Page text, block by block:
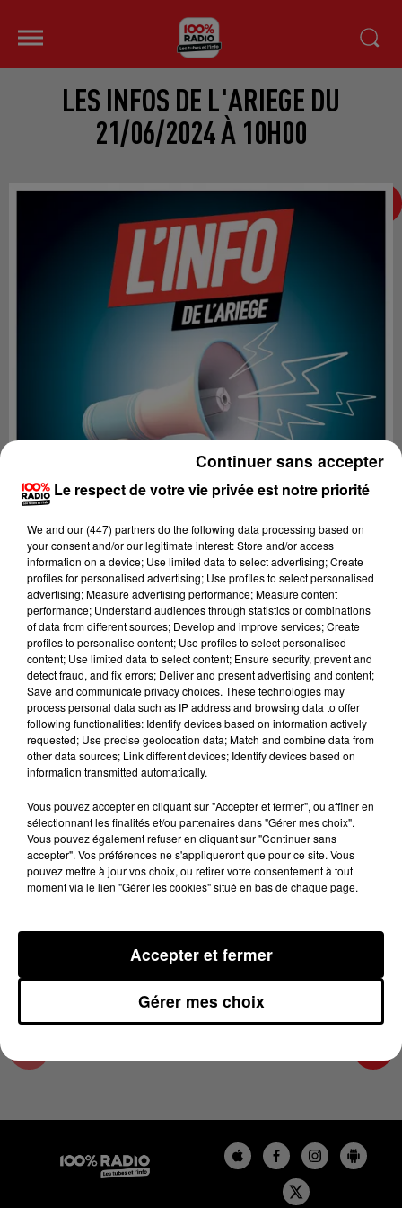
LES INFOS DE L'ARIEGE DU
21/06/2024 À 10H00
Lecture (2 min 22 sec)
100%
100% Radio les infos de l'Ariege
21 juin 2024 - 2 min 22 sec
LES INFOS DE L'ARIEGE DU 21/06/2024 À
10H00
Podcasts infos de l'Ariège
Le respect de votre vie privée est notre priorité
We and our (447) partnersdo the following data processing based on
your consent and/or our legitimate interest: Store and/or access
information on a device; Use limited data to select advertising; Create
profiles for personalised advertising; Use profiles to select personalised
advertising; Measure advertising performance; Measure content
performance; Understand audiences through statistics or combinations
of data from different sources; Develop and improve services; Create
profiles to personalise content; Use profiles to select personalised
content; Use limited data to select content; Ensure security, prevent and
detect fraud, and fix errors; Deliver and present advertising and content;
Save and communicate privacy choices. These technologies may
process personal data such as IP address and browsing data to offer
following functionalities: Identify devices based on information actively
requested; Use precise geolocation data; Match and combine data from
other data sources; Link different devices; Identify devices based on
information transmitted automatically.
Vous pouvez accepter en cliquant sur "Accepter et fermer", ou affiner en
sélectionnant les finalités et/ou partenaires dans "Gérer mes choix".
Vous pouvez également refuser en cliquant sur "Continuer sans
accepter". Vos préférences ne s'appliqueront que pour ce site. Vous
pouvez mettre à jour vos choix, ou retirer votre consentement à tout
moment via le lien "Gérer les cookies" situé en bas de chaque page.
Gérer mes choix
Accepter et fermer
Continuer sans accepter